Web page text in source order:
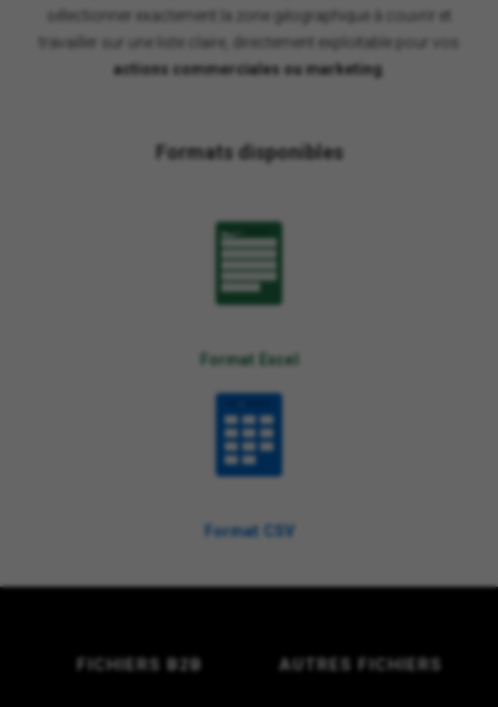
sélectionner exactement la zone géographique à couvrir et
travailler sur une liste claire, directement exploitable pour vos
actions commerciales ou marketing.
Formats disponibles
Format Excel
Format CSV
FICHIERS B2B AUTRES FICHIERS